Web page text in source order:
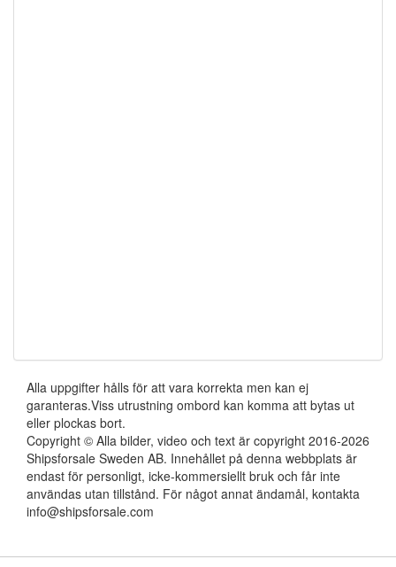
Alla uppgifter hålls för att vara korrekta men kan ej
garanteras.Viss utrustning ombord kan komma att bytas ut
eller plockas bort.
Copyright © Alla bilder, video och text är copyright 2016-2026
Shipsforsale Sweden AB. Innehållet på denna webbplats är
endast för personligt, icke-kommersiellt bruk och får inte
användas utan tillstånd. För något annat ändamål, kontakta
info@shipsforsale.com